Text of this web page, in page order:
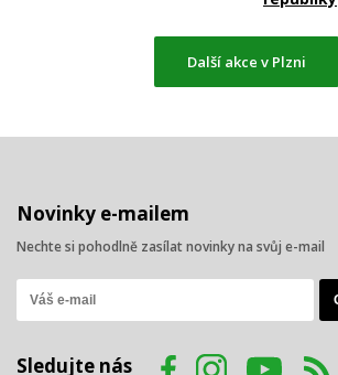
Další akce v Plzni
Novinky e-mailem
Nechte si pohodlně zasílat novinky na svůj e-mail
Sledujte nás